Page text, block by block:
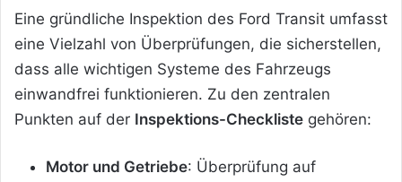
Eine gründliche Inspektion des Ford Transit umfasst
eine Vielzahl von Überprüfungen, die sicherstellen,
dass alle wichtigen Systeme des Fahrzeugs
einwandfrei funktionieren. Zu den zentralen
Punkten auf der Inspektions-Checkliste gehören:
Motor und Getriebe: Überprüfung auf